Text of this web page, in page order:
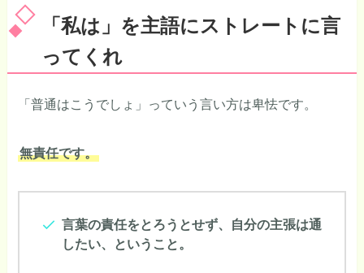
「私は」を主語にストレートに言
ってくれ
「普通はこうでしょ」っていう言い方は卑怯です。
無責任です。
言葉の責任をとろうとせず、自分の主張は通
したい、ということ。